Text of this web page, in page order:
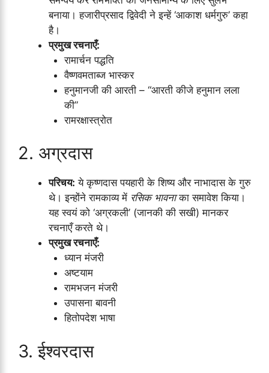
बनाया। हजारीप्रसाद द्विवेदी ने इन्हें ‘आकाश धर्मगुरु’ कहा
है।
प्रमुख रचनाएँ:
रामार्चन पद्धति
वैष्णवमताब्ज भास्कर
हनुमानजी की आरती – “आरती कीजे हनुमान लला
की”
रामरक्षास्त्रोत
2. अग्रदास
परिचय: ये कृष्णदास पयहारी के शिष्य और नाभादास के गुरु
थे। इन्होंने रामकाव्य में रसिक भावनाका समावेश किया।
यह स्वयं को ‘अग्रकली’ (जानकी की सखी) मानकर
रचनाएँ करते थे।
प्रमुख रचनाएँ:
ध्यान मंजरी
अष्टयाम
रामभजन मंजरी
उपासना बावनी
हितोपदेश भाषा
3. ईश्वरदास